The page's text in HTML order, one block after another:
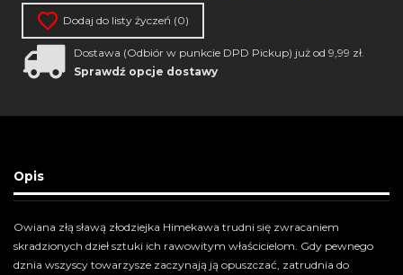
Dodaj do listy życzeń (0)
Dostawa (Odbiór w punkcie DPD Pickup) już od 9,99 zł.
Sprawdź opcje dostawy
Opis
Owiana złą sławą złodziejka Himekawa trudni się zwracaniem
skradzionych dzieł sztuki ich rawowitym właścicielom. Gdy pewnego
dznia wszyscy towarzysze zaczynają ją opuszczać, zatrudnia do